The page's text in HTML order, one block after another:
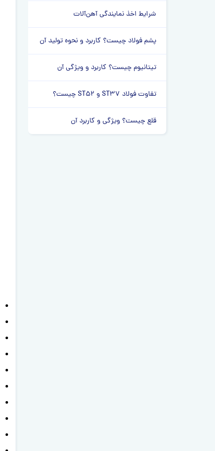
شرایط اخذ نمایندگی آهن‌آلات
پشم فولاد چیست؟ کاربرد و نحوه تولید آن
تیتانیوم چیست؟ کاربرد و ویژگی آن
تفاوت فولاد ST37 و ST52 چیست؟
قلع چیست؟ ویژگی و کاربرد آن